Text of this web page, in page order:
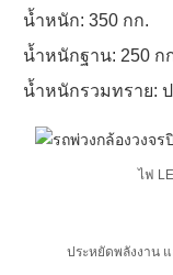
น้ำหนัก: 350 กก.
น้ำหนักฐาน: 250 ก
น้ำหนักรวมทราย:
ไฟ
ประหยัดพลังงาน